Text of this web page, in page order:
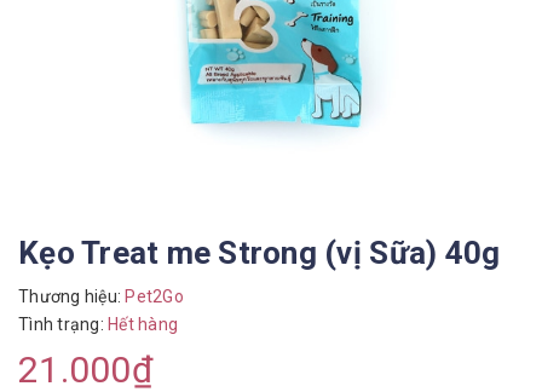
Kẹo Treat me Strong (vị Sữa) 40g
Thương hiệu: Pet2Go
Tình trạng: Hết hàng
21.000₫